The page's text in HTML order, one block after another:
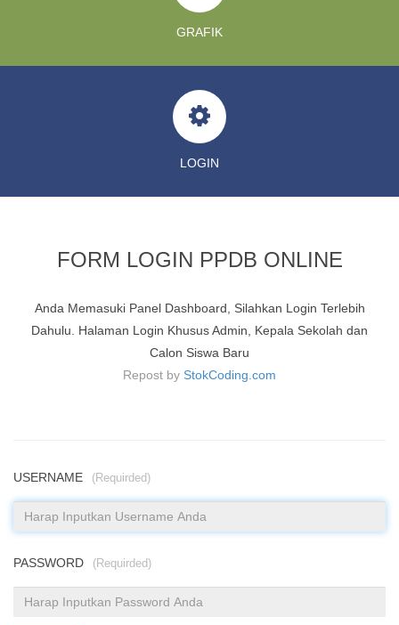
GRAFIK
LOGIN
FORM LOGIN PPDB ONLINE
Anda Memasuki Panel Dashboard, Silahkan Login Terlebih
Dahulu. Halaman Login Khusus Admin, Kepala Sekolah dan
Calon Siswa Baru
Repost by StokCoding.com
USERNAME (Requirded)
PASSWORD (Requirded)